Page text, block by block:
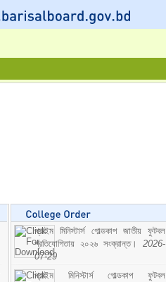
প্রাইম মিনিস্টার্স গোল্ডকাপ জাতীয় ফুটবল
প্রতিযোগিতায় ২০২৬ সংক্রান্ত। 2026-
07-29
প্রাইম মিনিস্টার্স গোল্ডকাপ ফুটবল